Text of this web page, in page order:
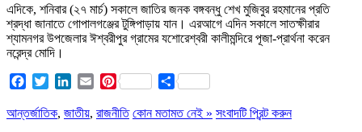
এদিকে, শনিবার (২৭ মার্চ) সকালে জাতির জনক বঙ্গবন্ধু শেখ মুজিবুর রহমানের প্রতি
শ্রদ্ধা জানাতে গোপালগঞ্জের টুঙ্গিপাড়ায় যান। এরআগে এদিন সকালে সাতক্ষীরার
শ্যামনগর উপজেলার ঈশ্বরীপুর গ্রামের যশোরেশ্বরী কালীমন্দিরে পূজা-প্রার্থনা করেন
নরেন্দ্র মোদি।
FacebookTwitterLinkedIn
EmailPinterest Share
আন্তর্জাতিক, জাতীয়, রাজনীতি কোন মতামত নেই » সংবাদটি প্রিন্ট করুন